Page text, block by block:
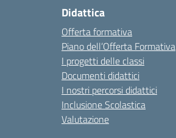
Didattica
Offerta formativa
Piano dell’Offerta Formativa
I progetti delle classi
Documenti didattici
I nostri percorsi didattici
Inclusione Scolastica
Valutazione